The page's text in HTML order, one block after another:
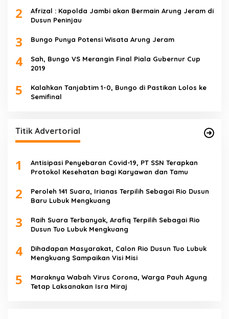
2
Afrizal : Kapolda Jambi akan Bermain Arung Jeram di
Dusun Peninjau
3 Bungo Punya Potensi Wisata Arung Jeram
4
Sah, Bungo VS Merangin Final Piala Gubernur Cup
2019
5
Kalahkan Tanjabtim 1-0, Bungo di Pastikan Lolos ke
Semifinal
Titik Advertorial
1
Antisipasi Penyebaran Covid-19, PT SSN Terapkan
Protokol Kesehatan bagi Karyawan dan Tamu
2
Peroleh 141 Suara, Irianas Terpilih Sebagai Rio Dusun
Baru Lubuk Mengkuang
3
Raih Suara Terbanyak, Arafiq Terpilih Sebagai Rio
Dusun Tuo Lubuk Mengkuang
4
Dihadapan Masyarakat, Calon Rio Dusun Tuo Lubuk
Mengkuang Sampaikan Visi Misi
5
Maraknya Wabah Virus Corona, Warga Pauh Agung
Tetap Laksanakan Isra Miraj